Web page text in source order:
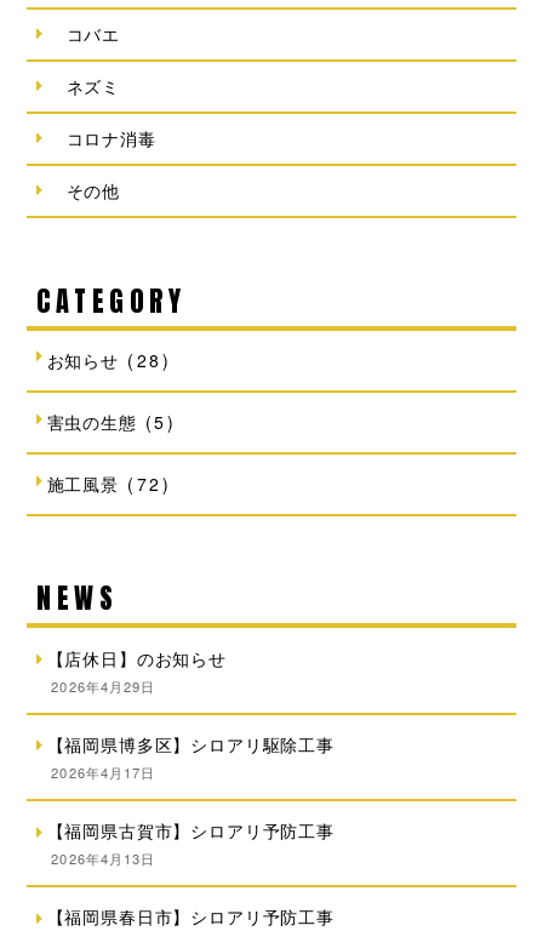
コバエ
ネズミ
コロナ消毒
その他
CATEGORY
お知らせ (28)
害虫の生態 (5)
施工風景 (72)
NEWS
【店休日】のお知らせ
2026年4月29日
【福岡県博多区】シロアリ駆除工事
2026年4月17日
【福岡県古賀市】シロアリ予防工事
2026年4月13日
【福岡県春日市】シロアリ予防工事